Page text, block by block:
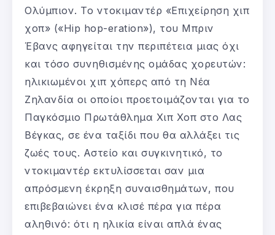
Ολύμπιον. Το ντοκιμαντέρ «Επιχείρηση χιπ
χοπ» («Hip hop-eration»), του Μπριν
Έβανς αφηγείται την περιπέτεια μιας όχι
και τόσο συνηθισμένης ομάδας χορευτών:
ηλικιωμένοι χιπ χόπερς από τη Νέα
Ζηλανδία οι οποίοι προετοιμάζονται για το
Παγκόσμιο Πρωτάθλημα Χιπ Χοπ στο Λας
Βέγκας, σε ένα ταξίδι που θα αλλάξει τις
ζωές τους. Αστείο και συγκινητικό, το
ντοκιμαντέρ εκτυλίσσεται σαν μια
απρόσμενη έκρηξη συναισθημάτων, που
επιβεβαιώνει ένα κλισέ πέρα για πέρα
αληθινό: ότι η ηλικία είναι απλά ένας